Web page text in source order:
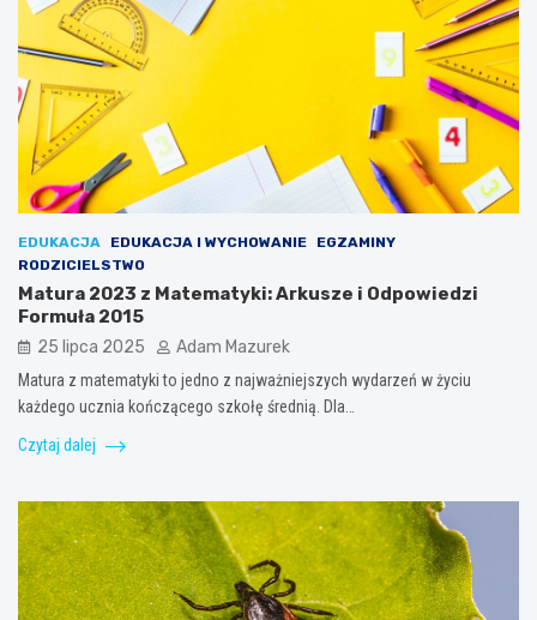
EDUKACJA EDUKACJA I WYCHOWANIE
EGZAMINY
RODZICIELSTWO
Matura 2023 z Matematyki: Arkusze i Odpowiedzi
Formuła 2015
25 lipca 2025 Adam Mazurek
Matura z matematyki to jedno z najważniejszych wydarzeń w życiu
każdego ucznia kończącego szkołę średnią. Dla…
Czytaj dalej